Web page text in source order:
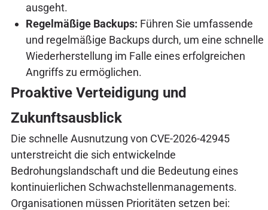
ausgeht.
Regelmäßige Backups: Führen Sie umfassende
und regelmäßige Backups durch, um eine schnelle
Wiederherstellung im Falle eines erfolgreichen
Angriffs zu ermöglichen.
Proaktive Verteidigung und
Zukunftsausblick
Die schnelle Ausnutzung von CVE-2026-42945
unterstreicht die sich entwickelnde
Bedrohungslandschaft und die Bedeutung eines
kontinuierlichen Schwachstellenmanagements.
Organisationen müssen Prioritäten setzen bei: